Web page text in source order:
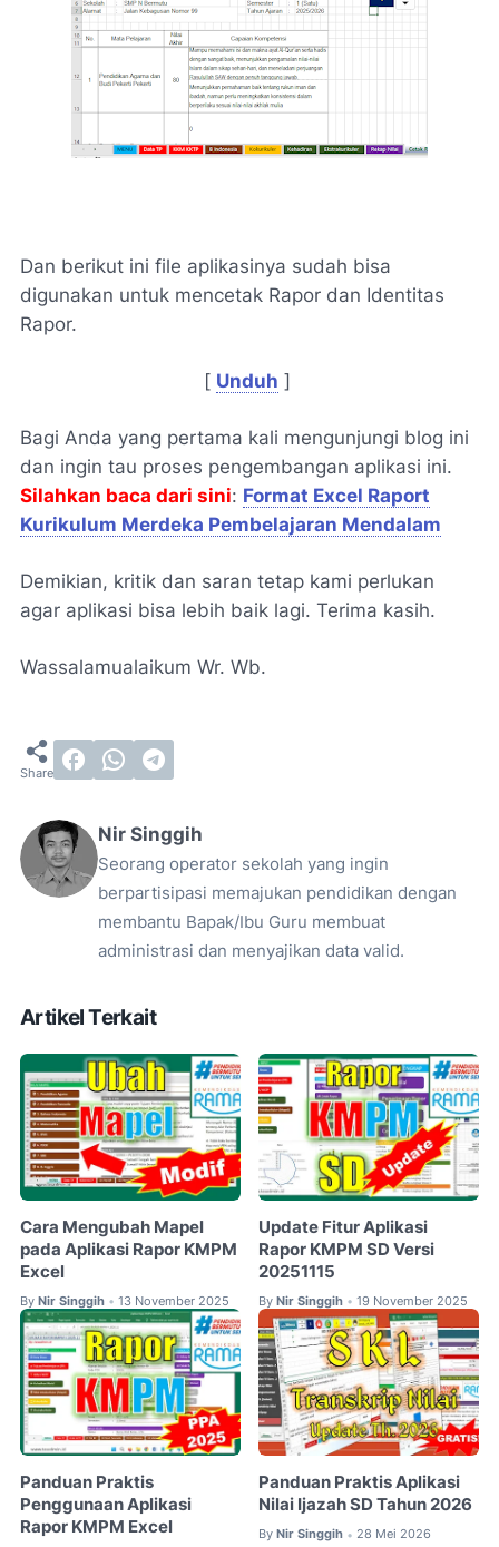
Dan berikut ini file aplikasinya sudah bisa
digunakan untuk mencetak Rapor dan Identitas
Rapor.
[ Unduh ]
Bagi Anda yang pertama kali mengunjungi blog ini
dan ingin tau proses pengembangan aplikasi ini.
Silahkan baca dari sini: Format Excel Raport
Kurikulum Merdeka Pembelajaran Mendalam
Demikian, kritik dan saran tetap kami perlukan
agar aplikasi bisa lebih baik lagi. Terima kasih.
Wassalamualaikum Wr. Wb.
Nir Singgih
Seorang operator sekolah yang ingin
berpartisipasi memajukan pendidikan dengan
membantu Bapak/Ibu Guru membuat
administrasi dan menyajikan data valid.
Artikel Terkait
Cara Mengubah Mapel
pada Aplikasi Rapor KMPM
Excel
By Nir Singgih • 13 November 2025
Update Fitur Aplikasi
Rapor KMPM SD Versi
20251115
By Nir Singgih • 19 November 2025
Panduan Praktis
Penggunaan Aplikasi
Rapor KMPM Excel
Panduan Praktis Aplikasi
Nilai Ijazah SD Tahun 2026
By Nir Singgih • 28 Mei 2026